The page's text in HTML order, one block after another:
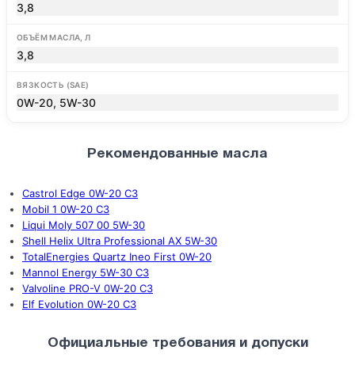
3,8
ОБЪЁМ МАСЛА, Л
3,8
ВЯЗКОСТЬ (SAE)
0W-20, 5W-30
Рекомендованные масла
Castrol Edge 0W-20 C3
Mobil 1 0W-20 C3
Liqui Moly 507 00 5W-30
Shell Helix Ultra Professional AX 5W-30
TotalEnergies Quartz Ineo First 0W-20
Mannol Energy 5W-30 C3
Valvoline PRO-V 0W-20 C3
Elf Evolution 0W-20 C3
Официальные требования и допуски